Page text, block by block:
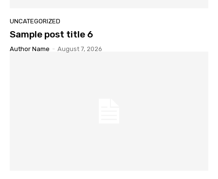
UNCATEGORIZED
Sample post title 6
Author Name - August 7, 2026